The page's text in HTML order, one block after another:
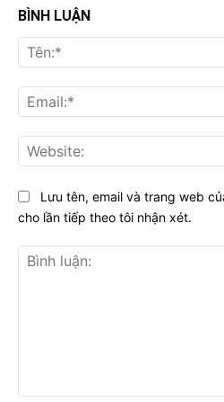
BÌNH LUẬN
Lưu tên, email và trang web
cho lần tiếp theo tôi nhận xét.